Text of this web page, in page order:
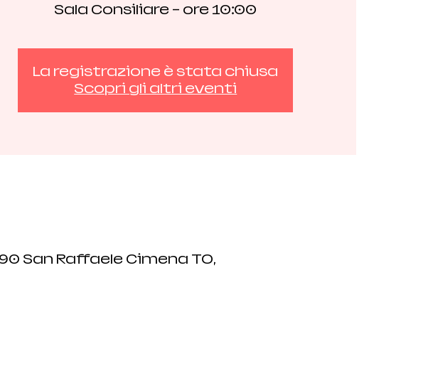
Sala Consiliare - ore 10:00
La registrazione è stata chiusa
Scopri gli altri eventi
San Raffaele Cimena TO,